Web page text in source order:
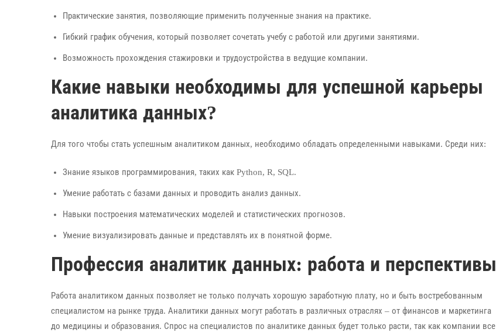
Практические занятия, позволяющие применить полученные знания на практике.
Гибкий график обучения, который позволяет сочетать учебу с работой или другими занятиями.
Возможность прохождения стажировки и трудоустройства в ведущие компании.
Какие навыки необходимы для успешной карьеры
аналитика данных?
Для того чтобы стать успешным аналитиком данных, необходимо обладать определенными навыками. Среди них:
Знание языков программирования, таких как Python, R, SQL.
Умение работать с базами данных и проводить анализ данных.
Навыки построения математических моделей и статистических прогнозов.
Умение визуализировать данные и представлять их в понятной форме.
Профессия аналитик данных: работа и перспективы
Работа аналитиком данных позволяет не только получать хорошую заработную плату, но и быть востребованным
специалистом на рынке труда. Аналитики данных могут работать в различных отраслях – от финансов и маркетинга
до медицины и образования. Спрос на специалистов по аналитике данных будет только расти, так как компании все